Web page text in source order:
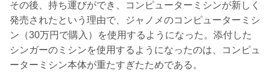
その後、持ち運びができ、コンピューターミシンが新しく
発売されたという理由で、ジャノメのコンピューターミシ
ン（30万円で購入）を使用するようになった。添付した
シンガーのミシンを使用するようになったのは、コンピュ
ーターミシン本体が重たすぎたためである。